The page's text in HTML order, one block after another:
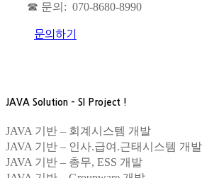
☎ 문의: 070-8680-8990
문의하기
JAVA Solution – SI Project !
JAVA 기반 – 회계시스템 개발
JAVA 기반 – 인사.급여.근태시스템 개발
JAVA 기반 – 총무, ESS 개발